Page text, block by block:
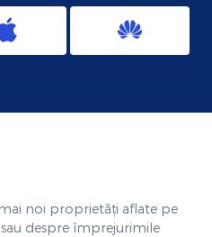
noi proprietăți aflate pe
despre împrejurimile